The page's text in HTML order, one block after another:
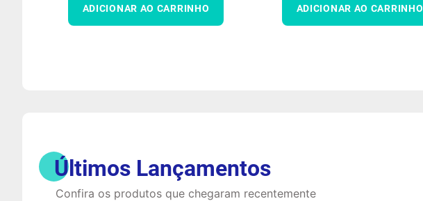
ADICIONAR AO CARRINHO ADICIONAR AO CARRINHO
Últimos Lançamentos
Confira os produtos que chegaram recentemente